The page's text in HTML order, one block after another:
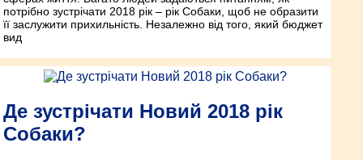
потрібно зустрічати 2018 рік – рік Собаки, щоб не образити
її заслужити прихильність. Незалежно від того, який бюджет
вид
Де зустрічати Новий 2018 рік
Собаки?